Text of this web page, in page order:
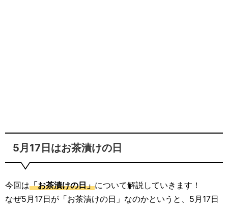
5月17日はお茶漬けの日
今回は「お茶漬けの日」について解説していきます！
なぜ5月17日が「お茶漬けの日」なのかというと、5月17日